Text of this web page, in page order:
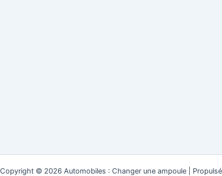
Copyright © 2026 Automobiles : Changer une ampoule | Propulsé